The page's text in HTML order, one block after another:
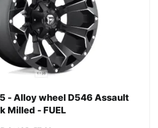
- Alloy wheel D546 Assault